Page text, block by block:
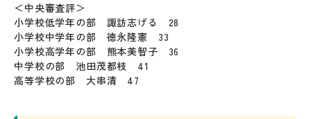
＜中央審査評＞
小学校低学年の部 諏訪志げる 28
小学校中学年の部 徳永隆憲 33
小学校高学年の部 熊本美智子 36
中学校の部 池田茂都枝 41
高等学校の部 大串清 47